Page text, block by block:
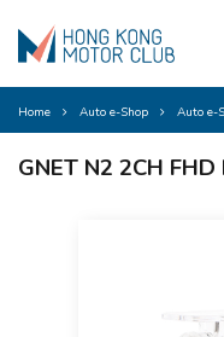
Home Auto e-Shop Auto e-
GNET N2 2CH